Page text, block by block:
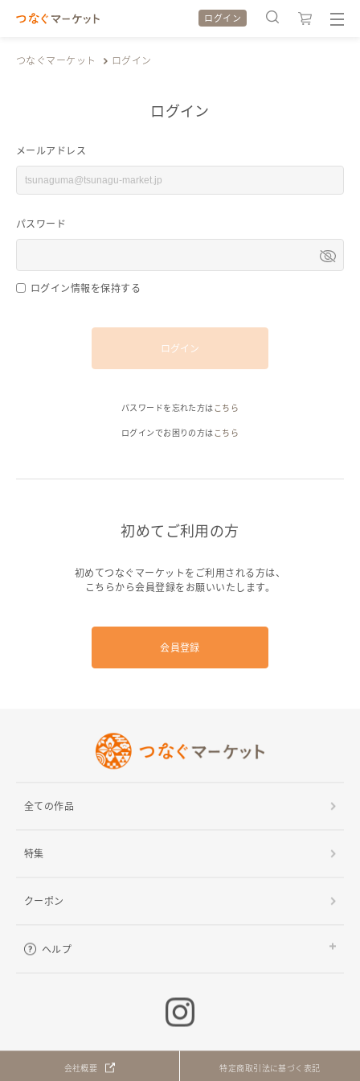
カテゴリから探す
特集から探す
全ての作品をみる
カテゴリから探す
特集から探す
全ての作品をみる
ログイン
つなぐマーケット ログイン
ログイン
メールアドレス
パスワード
ログイン情報を保持する
ログイン
パスワードを忘れた方は こちら
ログインでお困りの方は こちら
初めてご利用の方
初めてつなぐマーケットをご利用される方は、
こちらから会員登録をお願いいたします。
会員登録
全ての作品
特集
クーポン
ヘルプ
会社概要 特定商取引法に基づく表記